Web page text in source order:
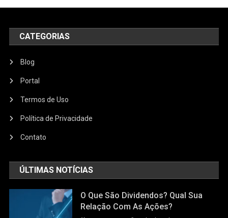
CATEGORIAS
Blog
Portal
Termos de Uso
Política de Privacidade
Contato
ÚLTIMAS NOTÍCIAS
O Que São Dividendos? Qual Sua
Relação Com As Ações?